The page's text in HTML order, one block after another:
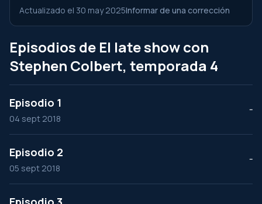
Actualizado el 30 may 2025Informar de una corrección
Episodios de El late show con
Stephen Colbert, temporada 4
Episodio 1
04 sept 2018
--
Episodio 2
05 sept 2018
--